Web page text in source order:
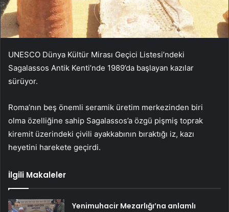
UNESCO Dünya Kültür Mirası Geçici Listesi’ndeki
Sagalassos Antik Kenti’nde 1989’da başlayan kazılar
sürüyor.
Roma’nın beş önemli seramik üretim merkezinden biri
olma özelliğine sahip Sagalassos’a özgü pişmiş toprak
kiremit üzerindeki çivili ayakkabının bıraktığı iz, kazı
heyetini harekete geçirdi.
İlgili Makaleler
Yenimuhacir Mezarlığı’na anlamlı